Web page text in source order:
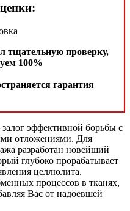
тщательную проверку,
100%
гарантия
эффективной борьбы с
отложениями. Для
разработан новейший
глубоко прорабатывает
целлюлита,
процессов в тканях,
Вас от надоевшей